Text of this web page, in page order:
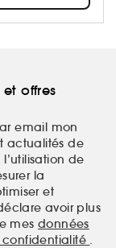
offres
email mon
actualités de
de
la
et
avoir plus
mes données
.